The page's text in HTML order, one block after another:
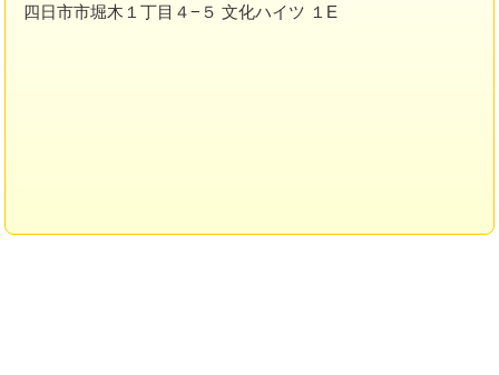
四日市市堀木１丁目４−５ 文化ハイツ １E